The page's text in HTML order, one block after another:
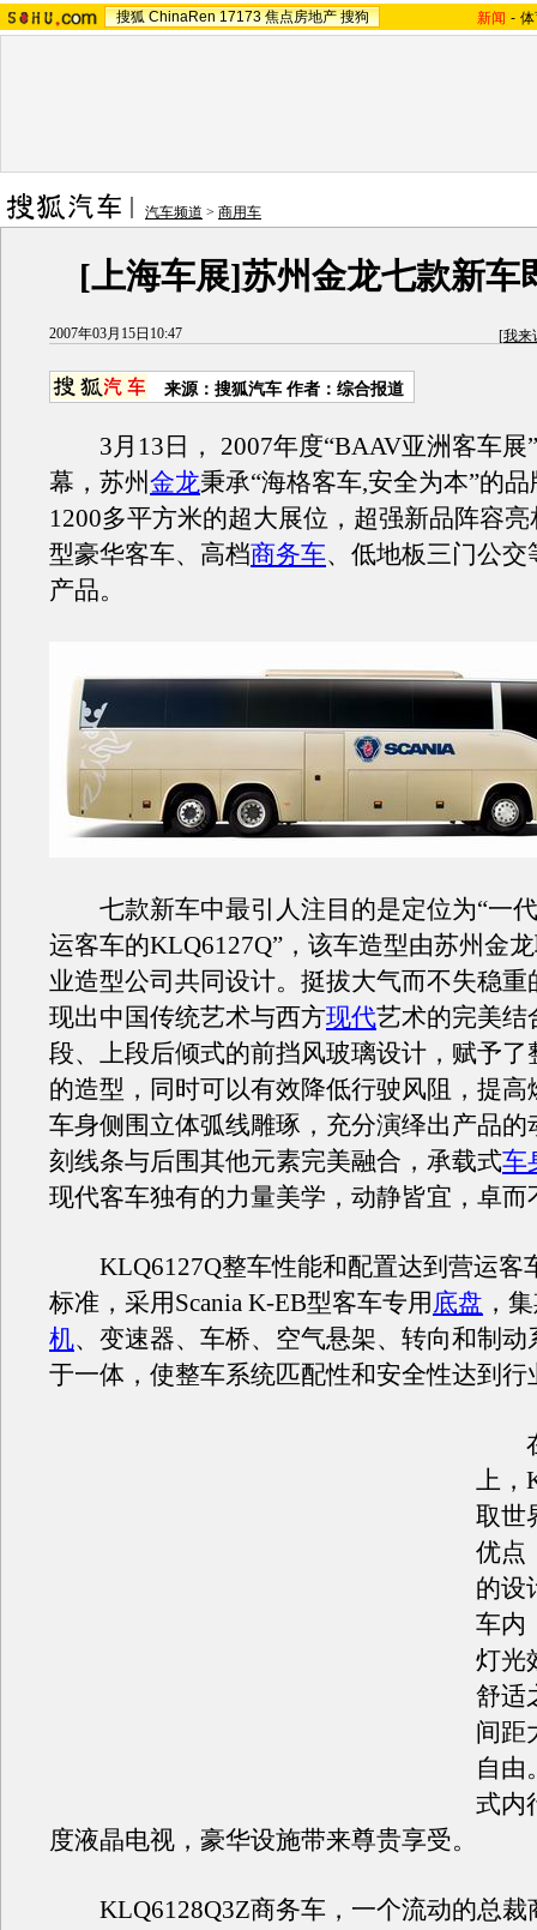
搜狐 ChinaRen 17173 焦点房地产 搜狗 新闻 -
汽车频道 > 商用车
[上海车展]苏州金龙七款新车
2007年03月15日10:47 [我来
来源：搜狐汽车 作者：综合报道
3月13日， 2007年度“BAAV亚洲客车展
幕，苏州金龙秉承“海格客车,安全为本”的
1200多平方米的超大展位，超强新品阵容
型豪华客车、高档商务车、低地板三门公交
产品。
七款新车中最引人注目的是定位为“一
运客车的KLQ6127Q”，该车造型由苏州金
业造型公司共同设计。挺拔大气而不失稳重
现出中国传统艺术与西方现代艺术的完美结
段、上段后倾式的前挡风玻璃设计，赋予了
的造型，同时可以有效降低行驶风阻，提高
车身侧围立体弧线雕琢，充分演绎出产品的
刻线条与后围其他元素完美融合，承载式车
现代客车独有的力量美学，动静皆宜，卓而
KLQ6127Q整车性能和配置达到营运客
标准，采用Scania K-EB型客车专用 底盘 ，
机、变速器、车桥、空气悬架、转向和制动
于一体，使整车系统匹配性和安全性达到行
在
上，
取世
优点
的设
车内
灯光
舒适
间距
自由
式内
度液晶电视，豪华设施带来尊贵享受。
KLQ6128Q3Z商务车，一个流动的总裁